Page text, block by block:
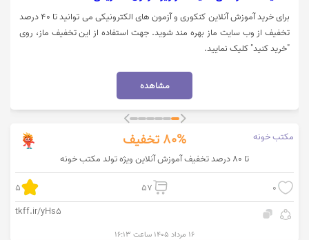
برای خرید آموزش آنلاین کنکوری و آزمون های الکترونیکی می توانید تا 40 درصد
تخفیف از وب سایت ماز بهره مند شوید. جهت استفاده از این تخفیف ماز، روی
"خرید کنید" کلیک نمایید.
مشاهده
مکتب خونه 80% تخفیف
تا 80 درصد تخفیف آموزش آنلاین ویژه تولد مکتب خونه
0
57
5
tkff.ir/yHs5
۱۶ مرداد ۱۴۰۵ ساعت ۱۶:۱۳